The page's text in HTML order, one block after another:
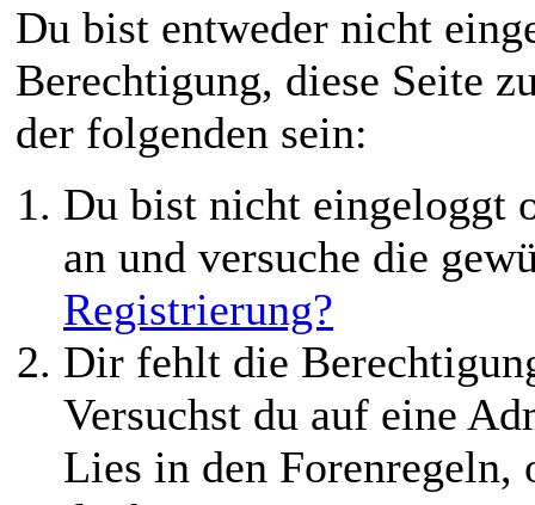
Du bist entweder nicht
Berechtigung, diese Seite
der folgenden sein:
Du bist nicht eingeloggt
an und versuche die
Registrierung?
Dir fehlt die
Versuchst du auf eine
Lies in den Forenregeln,